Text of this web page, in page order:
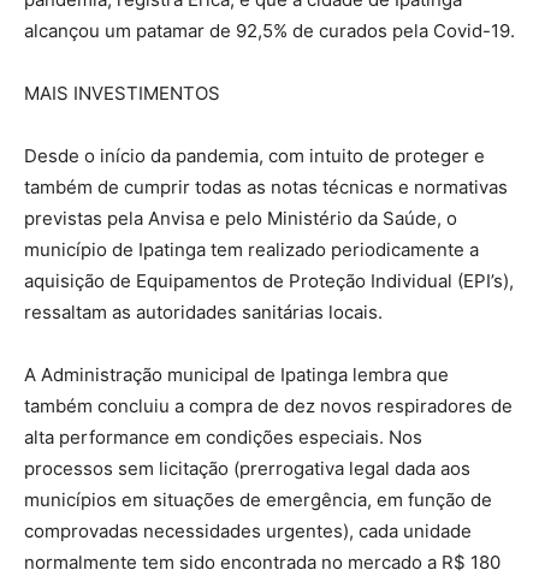
alcançou um patamar de 92,5% de curados pela Covid-19.
MAIS INVESTIMENTOS
Desde o início da pandemia, com intuito de proteger e
também de cumprir todas as notas técnicas e normativas
previstas pela Anvisa e pelo Ministério da Saúde, o
município de Ipatinga tem realizado periodicamente a
aquisição de Equipamentos de Proteção Individual (EPI’s),
ressaltam as autoridades sanitárias locais.
A Administração municipal de Ipatinga lembra que
também concluiu a compra de dez novos respiradores de
alta performance em condições especiais. Nos
processos sem licitação (prerrogativa legal dada aos
municípios em situações de emergência, em função de
comprovadas necessidades urgentes), cada unidade
normalmente tem sido encontrada no mercado a R$ 180